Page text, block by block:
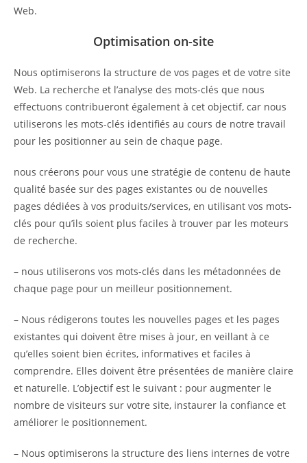
Web.
Optimisation on-site
Nous optimiserons la structure de vos pages et de votre site
Web. La recherche et l’analyse des mots-clés que nous
effectuons contribueront également à cet objectif, car nous
utiliserons les mots-clés identifiés au cours de notre travail
pour les positionner au sein de chaque page.
nous créerons pour vous une stratégie de contenu de haute
qualité basée sur des pages existantes ou de nouvelles
pages dédiées à vos produits/services, en utilisant vos mots-
clés pour qu’ils soient plus faciles à trouver par les moteurs
de recherche.
– nous utiliserons vos mots-clés dans les métadonnées de
chaque page pour un meilleur positionnement.
– Nous rédigerons toutes les nouvelles pages et les pages
existantes qui doivent être mises à jour, en veillant à ce
qu’elles soient bien écrites, informatives et faciles à
comprendre. Elles doivent être présentées de manière claire
et naturelle. L’objectif est le suivant : pour augmenter le
nombre de visiteurs sur votre site, instaurer la confiance et
améliorer le positionnement.
– Nous optimiserons la structure des liens internes de votre